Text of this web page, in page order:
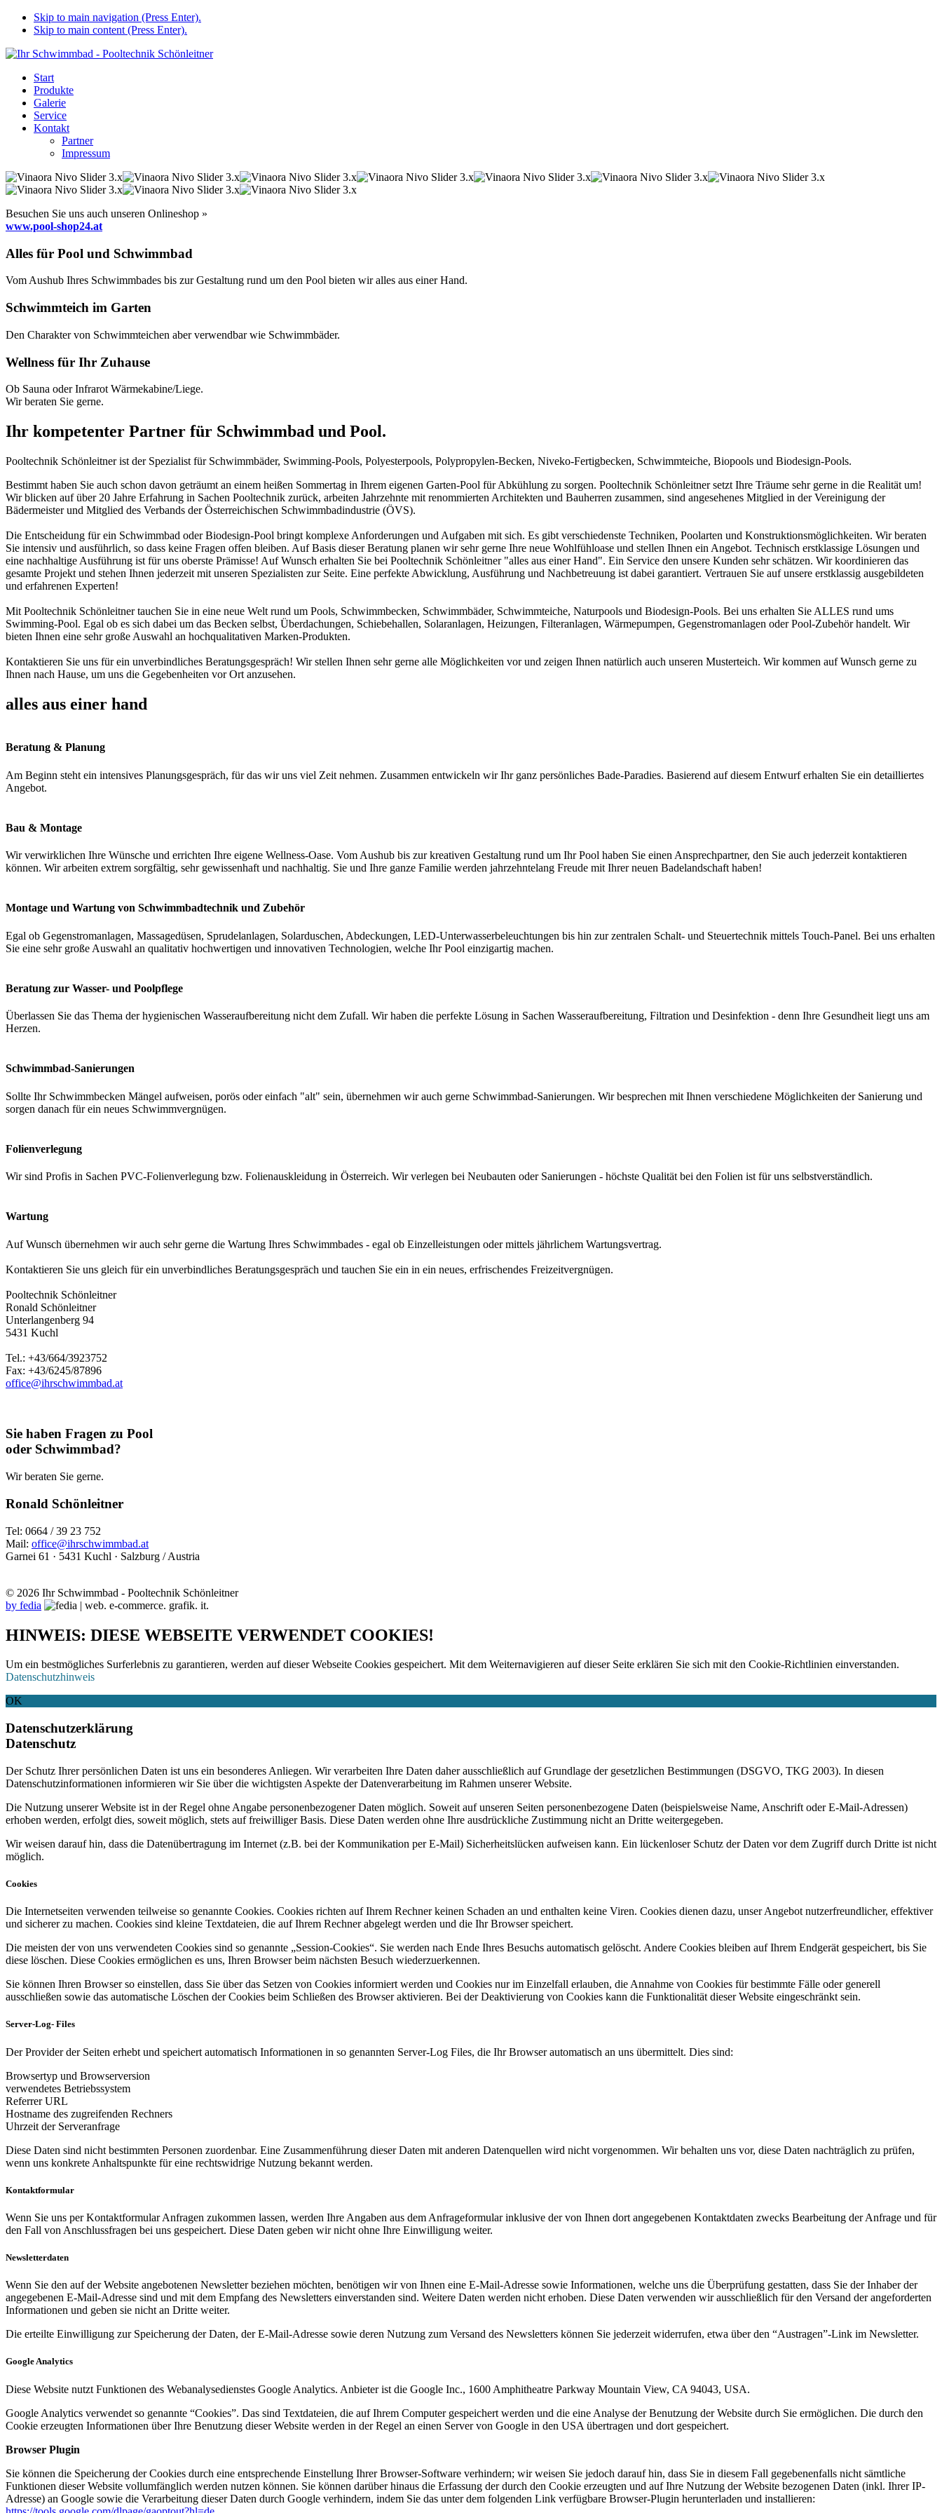
Skip to main navigation (Press Enter).
Skip to main content (Press Enter).
Start
Produkte
Galerie
Service
Kontakt
Partner
Impressum
Besuchen Sie uns auch unseren Onlineshop »
www.pool-shop24.at
Alles für Pool und Schwimmbad
Vom Aushub Ihres Schwimmbades bis zur Gestaltung rund um den Pool bieten wir alles aus einer Hand.
Schwimmteich im Garten
Den Charakter von Schwimmteichen aber verwendbar wie Schwimmbäder.
Wellness für Ihr Zuhause
Ob Sauna oder Infrarot Wärmekabine/Liege.
Wir beraten Sie gerne.
Ihr kompetenter Partner für Schwimmbad und Pool.
Pooltechnik Schönleitner ist der Spezialist für Schwimmbäder, Swimming-Pools, Polyesterpools, Polypropylen-Becken, Niveko-Fertigbecken, Schwimmteiche, Biopools und Biodesign-Pools.
Bestimmt haben Sie auch schon davon geträumt an einem heißen Sommertag in Ihrem eigenen Garten-Pool für Abkühlung zu sorgen. Pooltechnik Schönleitner setzt Ihre Träume sehr gerne in die Realität um!
Wir blicken auf über 20 Jahre Erfahrung in Sachen Pooltechnik zurück, arbeiten Jahrzehnte mit renommierten Architekten und Bauherren zusammen, sind angesehenes Mitglied in der Vereinigung der
Bädermeister und Mitglied des Verbands der Österreichischen Schwimmbadindustrie (ÖVS).
Die Entscheidung für ein Schwimmbad oder Biodesign-Pool bringt komplexe Anforderungen und Aufgaben mit sich. Es gibt verschiedenste Techniken, Poolarten und Konstruktionsmöglichkeiten. Wir beraten
Sie intensiv und ausführlich, so dass keine Fragen offen bleiben. Auf Basis dieser Beratung planen wir sehr gerne Ihre neue Wohlfühloase und stellen Ihnen ein Angebot. Technisch erstklassige Lösungen und
eine nachhaltige Ausführung ist für uns oberste Prämisse! Auf Wunsch erhalten Sie bei Pooltechnik Schönleitner "alles aus einer Hand". Ein Service den unsere Kunden sehr schätzen. Wir koordinieren das
gesamte Projekt und stehen Ihnen jederzeit mit unseren Spezialisten zur Seite. Eine perfekte Abwicklung, Ausführung und Nachbetreuung ist dabei garantiert. Vertrauen Sie auf unsere erstklassig ausgebildeten
und erfahrenen Experten!
Mit Pooltechnik Schönleitner tauchen Sie in eine neue Welt rund um Pools, Schwimmbecken, Schwimmbäder, Schwimmteiche, Naturpools und Biodesign-Pools. Bei uns erhalten Sie ALLES rund ums
Swimming-Pool. Egal ob es sich dabei um das Becken selbst, Überdachungen, Schiebehallen, Solaranlagen, Heizungen, Filteranlagen, Wärmepumpen, Gegenstromanlagen oder Pool-Zubehör handelt. Wir
bieten Ihnen eine sehr große Auswahl an hochqualitativen Marken-Produkten.
Kontaktieren Sie uns für ein unverbindliches Beratungsgespräch! Wir stellen Ihnen sehr gerne alle Möglichkeiten vor und zeigen Ihnen natürlich auch unseren Musterteich. Wir kommen auf Wunsch gerne zu
Ihnen nach Hause, um uns die Gegebenheiten vor Ort anzusehen.
alles aus einer hand
Beratung & Planung
Am Beginn steht ein intensives Planungsgespräch, für das wir uns viel Zeit nehmen. Zusammen entwickeln wir Ihr ganz persönliches Bade-Paradies. Basierend auf diesem Entwurf erhalten Sie ein detailliertes
Angebot.
Bau & Montage
Wir verwirklichen Ihre Wünsche und errichten Ihre eigene Wellness-Oase. Vom Aushub bis zur kreativen Gestaltung rund um Ihr Pool haben Sie einen Ansprechpartner, den Sie auch jederzeit kontaktieren
können. Wir arbeiten extrem sorgfältig, sehr gewissenhaft und nachhaltig. Sie und Ihre ganze Familie werden jahrzehntelang Freude mit Ihrer neuen Badelandschaft haben!
Montage und Wartung von Schwimmbadtechnik und Zubehör
Egal ob Gegenstromanlagen, Massagedüsen, Sprudelanlagen, Solarduschen, Abdeckungen, LED-Unterwasserbeleuchtungen bis hin zur zentralen Schalt- und Steuertechnik mittels Touch-Panel. Bei uns erhalten
Sie eine sehr große Auswahl an qualitativ hochwertigen und innovativen Technologien, welche Ihr Pool einzigartig machen.
Beratung zur Wasser- und Poolpflege
Überlassen Sie das Thema der hygienischen Wasseraufbereitung nicht dem Zufall. Wir haben die perfekte Lösung in Sachen Wasseraufbereitung, Filtration und Desinfektion - denn Ihre Gesundheit liegt uns am
Herzen.
Schwimmbad-Sanierungen
Sollte Ihr Schwimmbecken Mängel aufweisen, porös oder einfach "alt" sein, übernehmen wir auch gerne Schwimmbad-Sanierungen. Wir besprechen mit Ihnen verschiedene Möglichkeiten der Sanierung und
sorgen danach für ein neues Schwimmvergnügen.
Folienverlegung
Wir sind Profis in Sachen PVC-Folienverlegung bzw. Folienauskleidung in Österreich. Wir verlegen bei Neubauten oder Sanierungen - höchste Qualität bei den Folien ist für uns selbstverständlich.
Wartung
Auf Wunsch übernehmen wir auch sehr gerne die Wartung Ihres Schwimmbades - egal ob Einzelleistungen oder mittels jährlichem Wartungsvertrag.
Kontaktieren Sie uns gleich für ein unverbindliches Beratungsgespräch und tauchen Sie ein in ein neues, erfrischendes Freizeitvergnügen.
Pooltechnik Schönleitner
Ronald Schönleitner
Unterlangenberg 94
5431 Kuchl
Tel.: +43/664/3923752
Fax: +43/6245/87896
office@ihrschwimmbad.at
Sie haben Fragen zu Pool
oder Schwimmbad?
Wir beraten Sie gerne.
Ronald Schönleitner
Tel: 0664 / 39 23 752
Mail: office@ihrschwimmbad.at
Garnei 61 · 5431 Kuchl · Salzburg / Austria
© 2026 Ihr Schwimmbad - Pooltechnik Schönleitner
by fedia
HINWEIS: DIESE WEBSEITE VERWENDET COOKIES!
Um ein bestmögliches Surferlebnis zu garantieren, werden auf dieser Webseite Cookies gespeichert. Mit dem Weiternavigieren auf dieser Seite erklären Sie sich mit den Cookie-Richtlinien einverstanden.
Datenschutzhinweis
OK
Datenschutzerklärung
Datenschutz
Der Schutz Ihrer persönlichen Daten ist uns ein besonderes Anliegen. Wir verarbeiten Ihre Daten daher ausschließlich auf Grundlage der gesetzlichen Bestimmungen (DSGVO, TKG 2003). In diesen
Datenschutzinformationen informieren wir Sie über die wichtigsten Aspekte der Datenverarbeitung im Rahmen unserer Website.
Die Nutzung unserer Website ist in der Regel ohne Angabe personenbezogener Daten möglich. Soweit auf unseren Seiten personenbezogene Daten (beispielsweise Name, Anschrift oder E-Mail-Adressen)
erhoben werden, erfolgt dies, soweit möglich, stets auf freiwilliger Basis. Diese Daten werden ohne Ihre ausdrückliche Zustimmung nicht an Dritte weitergegeben.
Wir weisen darauf hin, dass die Datenübertragung im Internet (z.B. bei der Kommunikation per E-Mail) Sicherheitslücken aufweisen kann. Ein lückenloser Schutz der Daten vor dem Zugriff durch Dritte ist nicht
möglich.
Cookies
Die Internetseiten verwenden teilweise so genannte Cookies. Cookies richten auf Ihrem Rechner keinen Schaden an und enthalten keine Viren. Cookies dienen dazu, unser Angebot nutzerfreundlicher, effektiver
und sicherer zu machen. Cookies sind kleine Textdateien, die auf Ihrem Rechner abgelegt werden und die Ihr Browser speichert.
Die meisten der von uns verwendeten Cookies sind so genannte „Session-Cookies“. Sie werden nach Ende Ihres Besuchs automatisch gelöscht. Andere Cookies bleiben auf Ihrem Endgerät gespeichert, bis Sie
diese löschen. Diese Cookies ermöglichen es uns, Ihren Browser beim nächsten Besuch wiederzuerkennen.
Sie können Ihren Browser so einstellen, dass Sie über das Setzen von Cookies informiert werden und Cookies nur im Einzelfall erlauben, die Annahme von Cookies für bestimmte Fälle oder generell
ausschließen sowie das automatische Löschen der Cookies beim Schließen des Browser aktivieren. Bei der Deaktivierung von Cookies kann die Funktionalität dieser Website eingeschränkt sein.
Server-Log- Files
Der Provider der Seiten erhebt und speichert automatisch Informationen in so genannten Server-Log Files, die Ihr Browser automatisch an uns übermittelt. Dies sind:
Browsertyp und Browserversion
verwendetes Betriebssystem
Referrer URL
Hostname des zugreifenden Rechners
Uhrzeit der Serveranfrage
Diese Daten sind nicht bestimmten Personen zuordenbar. Eine Zusammenführung dieser Daten mit anderen Datenquellen wird nicht vorgenommen. Wir behalten uns vor, diese Daten nachträglich zu prüfen,
wenn uns konkrete Anhaltspunkte für eine rechtswidrige Nutzung bekannt werden.
Kontaktformular
Wenn Sie uns per Kontaktformular Anfragen zukommen lassen, werden Ihre Angaben aus dem Anfrageformular inklusive der von Ihnen dort angegebenen Kontaktdaten zwecks Bearbeitung der Anfrage und für
den Fall von Anschlussfragen bei uns gespeichert. Diese Daten geben wir nicht ohne Ihre Einwilligung weiter.
Newsletterdaten
Wenn Sie den auf der Website angebotenen Newsletter beziehen möchten, benötigen wir von Ihnen eine E-Mail-Adresse sowie Informationen, welche uns die Überprüfung gestatten, dass Sie der Inhaber der
angegebenen E-Mail-Adresse sind und mit dem Empfang des Newsletters einverstanden sind. Weitere Daten werden nicht erhoben. Diese Daten verwenden wir ausschließlich für den Versand der angeforderten
Informationen und geben sie nicht an Dritte weiter.
Die erteilte Einwilligung zur Speicherung der Daten, der E-Mail-Adresse sowie deren Nutzung zum Versand des Newsletters können Sie jederzeit widerrufen, etwa über den “Austragen”-Link im Newsletter.
Google Analytics
Diese Website nutzt Funktionen des Webanalysedienstes Google Analytics. Anbieter ist die Google Inc., 1600 Amphitheatre Parkway Mountain View, CA 94043, USA.
Google Analytics verwendet so genannte “Cookies”. Das sind Textdateien, die auf Ihrem Computer gespeichert werden und die eine Analyse der Benutzung der Website durch Sie ermöglichen. Die durch den
Cookie erzeugten Informationen über Ihre Benutzung dieser Website werden in der Regel an einen Server von Google in den USA übertragen und dort gespeichert.
Browser Plugin
Sie können die Speicherung der Cookies durch eine entsprechende Einstellung Ihrer Browser-Software verhindern; wir weisen Sie jedoch darauf hin, dass Sie in diesem Fall gegebenenfalls nicht sämtliche
Funktionen dieser Website vollumfänglich werden nutzen können. Sie können darüber hinaus die Erfassung der durch den Cookie erzeugten und auf Ihre Nutzung der Website bezogenen Daten (inkl. Ihrer IP-
Adresse) an Google sowie die Verarbeitung dieser Daten durch Google verhindern, indem Sie das unter dem folgenden Link verfügbare Browser-Plugin herunterladen und installieren: